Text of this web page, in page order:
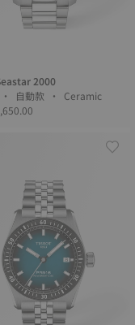
2000
44 mm • 自動款 • Ceramic